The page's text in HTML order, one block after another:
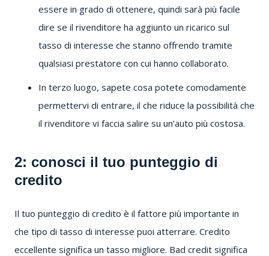
essere in grado di ottenere, quindi sarà più facile
dire se il rivenditore ha aggiunto un ricarico sul
tasso di interesse che stanno offrendo tramite
qualsiasi prestatore con cui hanno collaborato.
In terzo luogo, sapete cosa potete comodamente
permettervi di entrare, il che riduce la possibilità che
il rivenditore vi faccia salire su un'auto più costosa.
2: conosci il tuo punteggio di
credito
Il tuo punteggio di credito è il fattore più importante in
che tipo di tasso di interesse puoi atterrare. Credito
eccellente significa un tasso migliore. Bad credit significa